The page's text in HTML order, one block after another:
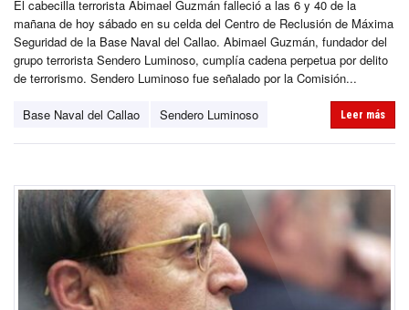
El cabecilla terrorista Abimael Guzmán falleció a las 6 y 40 de la
mañana de hoy sábado en su celda del Centro de Reclusión de Máxima
Seguridad de la Base Naval del Callao. Abimael Guzmán, fundador del
grupo terrorista Sendero Luminoso, cumplía cadena perpetua por delito
de terrorismo. Sendero Luminoso fue señalado por la Comisión...
Base Naval del Callao Sendero Luminoso Leer más